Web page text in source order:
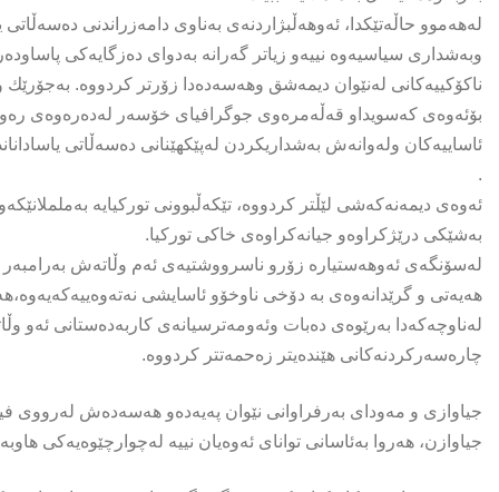
لەهەموو حاڵەتێکدا، ئەوهەڵبژاردنەی بەناوی دامەزراندنی
وبەشداری سیاسیەوە نییەو زیاتر گەرانە بەدوای دەزگایەکی
ناکۆکییەکانی لەنێوان دیمەشق وهەسەدەدا زۆرتر کردووە. بەجۆرێك
بۆئەوەی کەسویداو قەڵەمرەوی جوگرافیای خۆسەر لەدەرەوەی
ئاساییەکان ولەوانەش بەشداریکردن لەپێکهێنانی دەسەڵاتی
.
ئەوەی دیمەنەکەشی لێڵتر کردووە، تێکەڵبوونی تورکیایە
بەشێکی درێژکراوەو جیانەکراوەی خاکی تورکیا.
لەسۆنگەی ئەوهەستیارە زۆرو ناسرووشتیەی ئەم وڵاتەش
هەیەتی و گرێدانەوەی بە دۆخی ناوخۆو ئاسایشی
لەناوچەکەدا بەرێوەی دەبات وئەومەترسیانەی کاربەدەستانی ئەو
چارەسەرکردنەکانی هێندەیتر زەحمەتتر کردووە.
جیاوازی و مەودای بەرفراوانی نێوان پەیەدەو هەسەدەش لەرووی
جیاوازن، هەروا بەئاسانی توانای ئەوەیان نییە لەچوارچێوەیەکی